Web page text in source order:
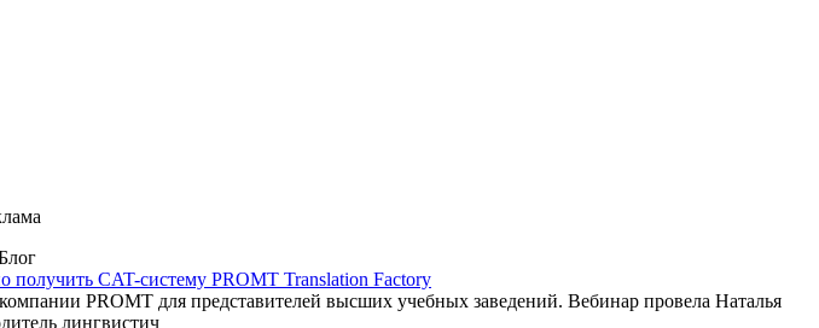
получить CAT-систему PROMT Translation Factory
PROMT для представителей высших учебных заведений. Вебинар провела Наталья
лингвистич